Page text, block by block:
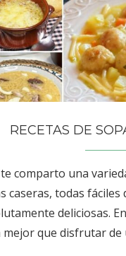
RECETAS DE
comparto una
caseras, todas
deliciosas.
mejor que disfrutar